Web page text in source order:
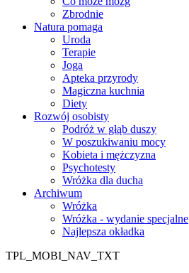
Zbrodnie
Natura pomaga
Uroda
Terapie
Joga
Apteka przyrody
Magiczna kuchnia
Diety
Rozwój osobisty
Podróż w głąb duszy
W poszukiwaniu mocy
Kobieta i mężczyzna
Psychotesty
Wróżka dla ducha
Archiwum
Wróżka
Wróżka - wydanie specjalne
Najlepsza okładka
TPL_MOBI_NAV_TXT